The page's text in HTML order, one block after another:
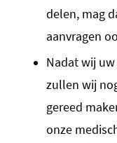
delen, mag
aanvragen
Nadat wij
zullen wij
gereed
onze